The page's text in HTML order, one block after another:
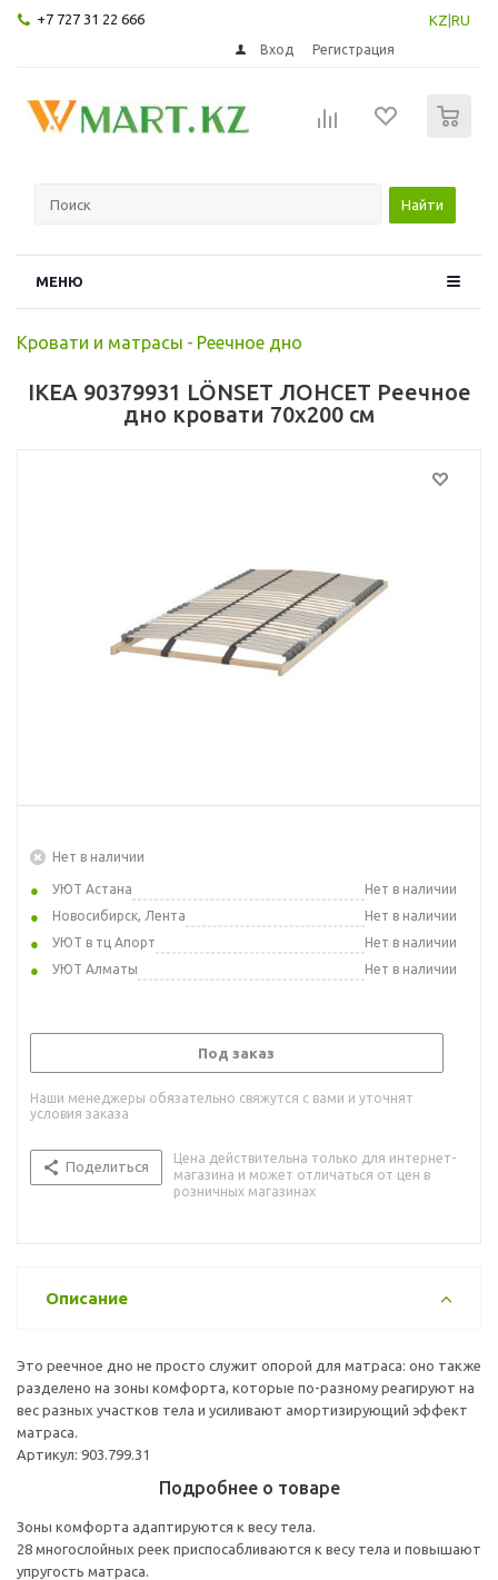
+7 727 31 22 666 KZ RU
Вход Регистрация
Найти
МЕНЮ
Кровати и матрасы - Реечное дно
IKEA 90379931 LÖNSET ЛОНСЕТ Реечное
дно кровати 70x200 см
Нет в наличии
УЮТ Астана
Нет в наличии
Новосибирск, Лента
Нет в наличии
УЮТ в тц Апорт
Нет в наличии
УЮТ Алматы
Нет в наличии
Под заказ
Наши менеджеры обязательно свяжутся с вами и уточнят
условия заказа
Поделиться
Цена действительна только для интернет-
магазина и может отличаться от цен в
розничных магазинах
Описание
Это реечное дно не просто служит опорой для матраса: оно также
разделено на зоны комфорта, которые по-разному реагируют на
вес разных участков тела и усиливают амортизирующий эффект
матраса.
Артикул: 903.799.31
Подробнее о товаре
Зоны комфорта адаптируются к весу тела.
28 многослойных реек приспосабливаются к весу тела и повышают
упругость матраса.